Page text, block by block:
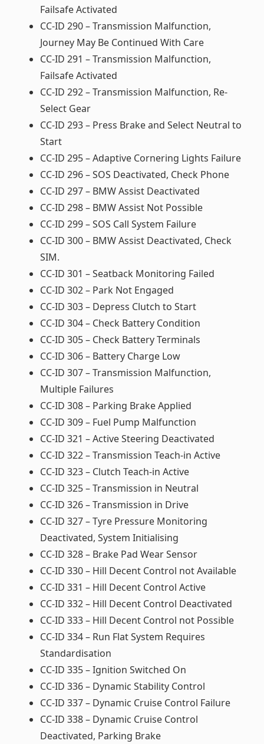
Failsafe Activated
CC-ID 290 – Transmission Malfunction,
Journey May Be Continued With Care
CC-ID 291 – Transmission Malfunction,
Failsafe Activated
CC-ID 292 – Transmission Malfunction, Re-
Select Gear
CC-ID 293 – Press Brake and Select Neutral to
Start
CC-ID 295 – Adaptive Cornering Lights Failure
CC-ID 296 – SOS Deactivated, Check Phone
CC-ID 297 – BMW Assist Deactivated
CC-ID 298 – BMW Assist Not Possible
CC-ID 299 – SOS Call System Failure
CC-ID 300 – BMW Assist Deactivated, Check
SIM.
CC-ID 301 – Seatback Monitoring Failed
CC-ID 302 – Park Not Engaged
CC-ID 303 – Depress Clutch to Start
CC-ID 304 – Check Battery Condition
CC-ID 305 – Check Battery Terminals
CC-ID 306 – Battery Charge Low
CC-ID 307 – Transmission Malfunction,
Multiple Failures
CC-ID 308 – Parking Brake Applied
CC-ID 309 – Fuel Pump Malfunction
CC-ID 321 – Active Steering Deactivated
CC-ID 322 – Transmission Teach-in Active
CC-ID 323 – Clutch Teach-in Active
CC-ID 325 – Transmission in Neutral
CC-ID 326 – Transmission in Drive
CC-ID 327 – Tyre Pressure Monitoring
Deactivated, System Initialising
CC-ID 328 – Brake Pad Wear Sensor
CC-ID 330 – Hill Decent Control not Available
CC-ID 331 – Hill Decent Control Active
CC-ID 332 – Hill Decent Control Deactivated
CC-ID 333 – Hill Decent Control not Possible
CC-ID 334 – Run Flat System Requires
Standardisation
CC-ID 335 – Ignition Switched On
CC-ID 336 – Dynamic Stability Control
CC-ID 337 – Dynamic Cruise Control Failure
CC-ID 338 – Dynamic Cruise Control
Deactivated, Parking Brake